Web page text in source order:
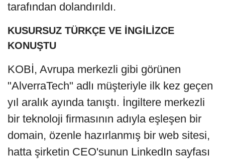
tarafından dolandırıldı.
KUSURSUZ TÜRKÇE VE İNGİLİZCE
KONUŞTU
KOBİ, Avrupa merkezli gibi görünen
"AlverraTech" adlı müşteriyle ilk kez geçen
yıl aralık ayında tanıştı. İngiltere merkezli
bir teknoloji firmasının adıyla eşleşen bir
domain, özenle hazırlanmış bir web sitesi,
hatta şirketin CEO'sunun LinkedIn sayfası